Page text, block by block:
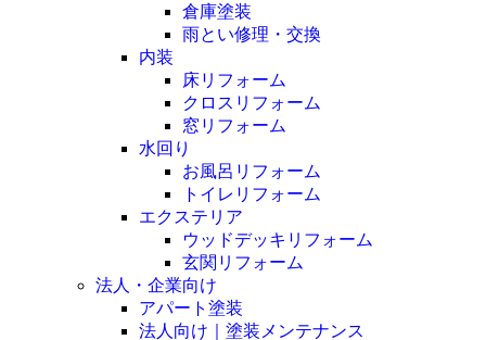
倉庫塗装
雨とい修理・交換
内装
床リフォーム
クロスリフォーム
窓リフォーム
水回り
お風呂リフォーム
トイレリフォーム
エクステリア
ウッドデッキリフォーム
玄関リフォーム
法人・企業向け
アパート塗装
法人向け｜塗装メンテナンス